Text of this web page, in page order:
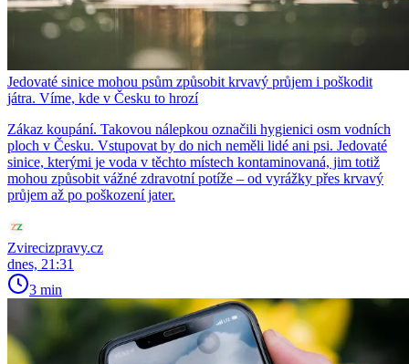
Jedovaté sinice mohou psům způsobit krvavý průjem i poškodit
játra. Víme, kde v Česku to hrozí
Zákaz koupání. Takovou nálepkou označili hygienici osm vodních
ploch v Česku. Vstupovat by do nich neměli lidé ani psi. Jedovaté
sinice, kterými je voda v těchto místech kontaminovaná, jim totiž
mohou způsobit vážné zdravotní potíže – od vyrážky přes krvavý
průjem až po poškození jater.
Zvirecizpravy.cz
dnes, 21:31
3 min